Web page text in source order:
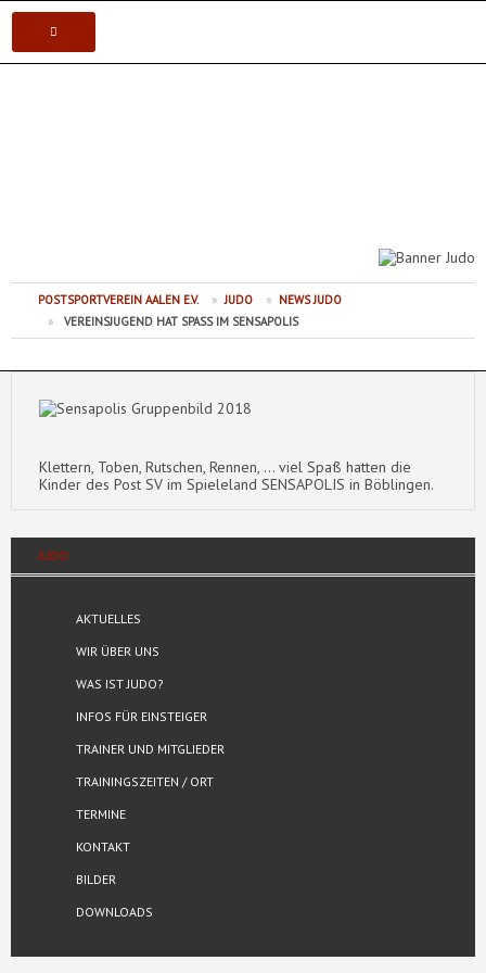
TISCHTENNIS
POSTSPORTVEREIN AALEN E.V. » JUDO » NEWS JUDO
»
VEREINSJUGEND HAT SPASS IM SENSAPOLIS
Klettern, Toben, Rutschen, Rennen, ... viel Spaß hatten die
Kinder des Post SV im Spieleland SENSAPOLIS in Böblingen.
JUDO
AKTUELLES
WIR ÜBER UNS
WAS IST JUDO?
INFOS FÜR EINSTEIGER
TRAINER UND MITGLIEDER
TRAININGSZEITEN / ORT
TERMINE
KONTAKT
BILDER
DOWNLOADS